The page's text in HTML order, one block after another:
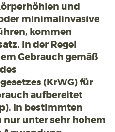
und
minimalinvasive
kommen
In der Regel
Gebrauch gemäß
(KrWG) für
aufbereitet
In bestimmten
nur unter sehr hohem